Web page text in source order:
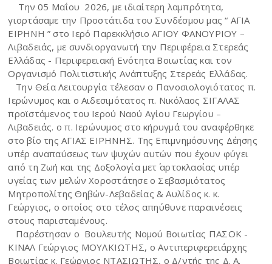
Την 05 Μαΐου 2026, με ιδιαίτερη λαμπρότητα,
γιορτάσαμε την Προστάτιδα του Συνδέσμου μας “ ΑΓΙΑ
ΕΙΡΗΝΗ ” στο Ιερό Παρεκκλήσιο ΑΓΙΟΥ ΦΑΝΟΥΡΙΟΥ –
Λιβαδειάς, με συνδιοργανωτή την Περιφέρεια Στερεάς
Ελλάδας - Περιφερειακή Ενότητα Βοιωτίας και τον
Οργανισμό Πολιτιστικής Ανάπτυξης Στερεάς Ελλάδας.
Την Θεία Λειτουργία τέλεσαν ο Πανοσιολογιότατος π.
Ιερώνυμος και ο Αιδεσιμότατος π. Νικόλαος ΣΙΓΑΛΑΣ
προϊστάμενος του Ιερού Ναού Αγίου Γεωργίου –
Λιβαδειάς. ο π. Ιερώνυμος στο κήρυγμά του αναφέρθηκε
στο βίο της ΑΓΙΑΣ ΕΙΡΗΝΗΣ. Της Επιμνημόσυνης Δέησης
υπέρ αναπαύσεως των ψυχών αυτών που έχουν φύγει
από τη Ζωή και της Δοξολογία μετ΄ αρτοκλασίας υπέρ
υγείας των μελών Χοροστάτησε ο Σεβασμιότατος
Μητροπολίτης Θηβών-Λεβαδείας & Αυλίδος κ. κ.
Γεώργιος, ο οποίος στο τέλος απηύθυνε παραινέσεις
στους παρισταμένους.
Παρέστησαν o Βουλευτής Νομού Βοιωτίας ΠΑΣΟΚ -
ΚΙΝΑΛ Γεώργιος ΜΟΥΛΚΙΩΤΗΣ, o Αντιπεριφερειάρχης
Βοιωτίας κ. Γεώργιος ΝΤΑΣΙΩΤΗΣ, ο Δ/ντής της Δ. Α.